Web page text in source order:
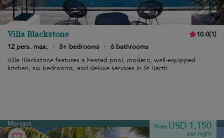
Villa Blackstone 10.0(1)
12 pers. max.
· 3+ bedrooms · 6 bathrooms
Villa Blackstone features a heated pool, modern, well-equipped
kitchen, six bedrooms, and deluxe services in St Barth.
Marigot from USD 1,150
per night